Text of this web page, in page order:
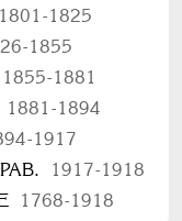
1801-1825
1855
1855-1881
1881-1894
1917
1917-1918
1768-1918